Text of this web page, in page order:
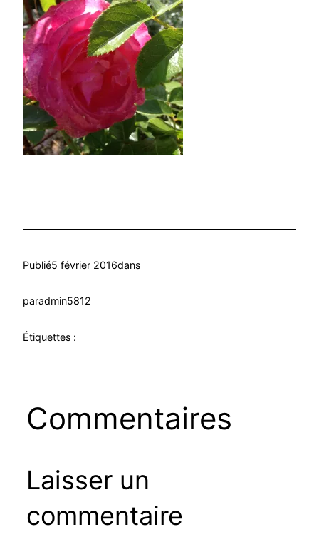
Publié5 février 2016dans
paradmin5812
Étiquettes :
Commentaires
Laisser un
commentaire